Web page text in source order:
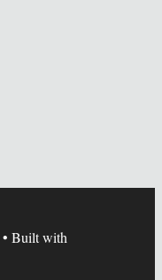
• Built with